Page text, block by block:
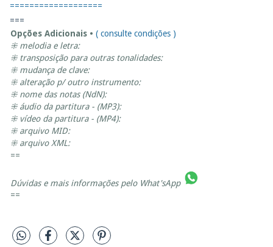
===================
===
Opções Adicionais • ( consulte condições )
⁜ melodia e letra:
⁜ transposição para outras tonalidades:
⁜ mudança de clave:
⁜ alteração p/ outro instrumento:
⁜ nome das notas (NdN):
⁜ áudio da partitura - (MP3):
⁜ vídeo da partitura - (MP4):
⁜ arquivo MID:
⁜ arquivo XML:
==
Dúvidas e mais informações pelo What'sApp
==